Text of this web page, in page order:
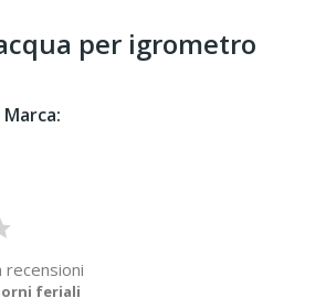
per igrometro
Marca:
recensioni
feriali